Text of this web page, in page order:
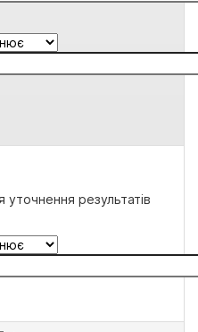
результатів